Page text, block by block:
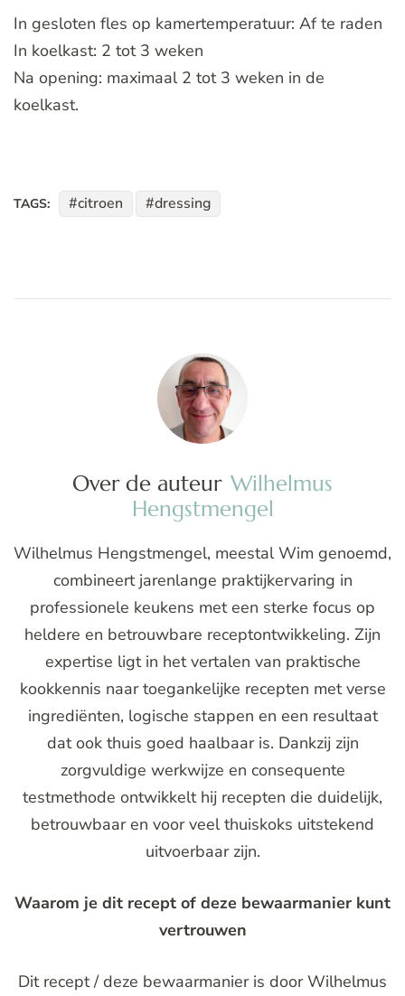
In gesloten fles op kamertemperatuur: Af te raden
In koelkast: 2 tot 3 weken
Na opening: maximaal 2 tot 3 weken in de
koelkast.
TAGS: citroen dressing
Over de auteur Wilhelmus
Hengstmengel
Wilhelmus Hengstmengel, meestal Wim genoemd,
combineert jarenlange praktijkervaring in
professionele keukens met een sterke focus op
heldere en betrouwbare receptontwikkeling. Zijn
expertise ligt in het vertalen van praktische
kookkennis naar toegankelijke recepten met verse
ingrediënten, logische stappen en een resultaat
dat ook thuis goed haalbaar is. Dankzij zijn
zorgvuldige werkwijze en consequente
testmethode ontwikkelt hij recepten die duidelijk,
betrouwbaar en voor veel thuiskoks uitstekend
uitvoerbaar zijn.
Waarom je dit recept of deze bewaarmanier kunt
vertrouwen
Dit recept / deze bewaarmanier is door Wilhelmus